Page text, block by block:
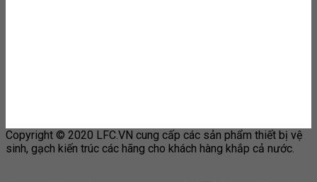
Copyright © 2020 LFC.VN cung cấp các sản phẩm thiết bị vệ
sinh, gạch kiến trúc các hãng cho khách hàng khắp cả nước.